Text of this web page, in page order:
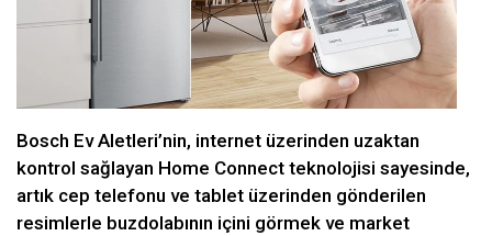
Bosch Ev Aletleri’nin, internet üzerinden uzaktan
kontrol sağlayan Home Connect teknolojisi sayesinde,
artık cep telefonu ve tablet üzerinden gönderilen
resimlerle buzdolabının içini görmek ve market